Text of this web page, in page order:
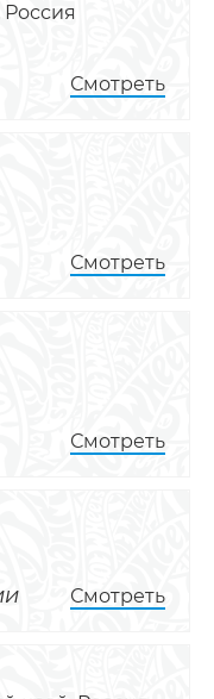
Россия
Смотреть
Смотреть
Смотреть
Смотреть